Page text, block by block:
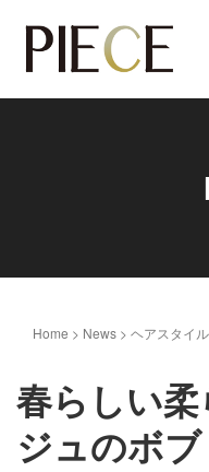
Home > News > ヘアスタイル
春らしい
ジュのボブ